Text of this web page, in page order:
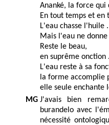
Ananké, la force qui
En tout temps et en
L'eau chasse l'huile .
Mais l'eau ne
Reste le beau,
en suprême onction .
L'eau reste à sa
la forme accomplie
elle seule enchante
MG J'avais bien
burandelo avec
nécessité